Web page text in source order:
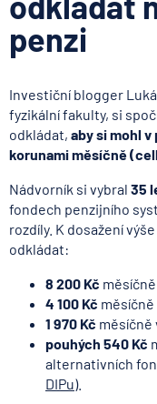
penzi
Investiční blogger
fyzikální fakulty, si
odkládat, aby si mohl
korunami měsíčně
Nádvorník si vybral 35
fondech penzijního
rozdíly. K dosažení
odkládat:
8 200 Kč
4 100 Kč měsíčně
1 970 Kč měsíčně
pouhých 540 Kč
alternativních
DIPu).